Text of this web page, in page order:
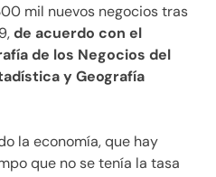
mil nuevos negocios tras
de acuerdo con el
de los Negocios del
y Geografía
la economía, que hay
que no se tenía la tasa